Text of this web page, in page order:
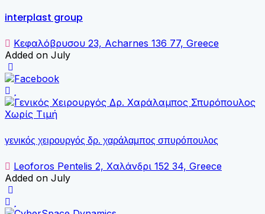
interplast group
Κεφαλόβρυσου 23, Acharnes 136 77, Greece
Added on July
Χωρίς Τιμή
γενικός χειρουργός δρ. χαράλαμπος σπυρόπουλος
Leoforos Pentelis 2, Χαλάνδρι 152 34, Greece
Added on July